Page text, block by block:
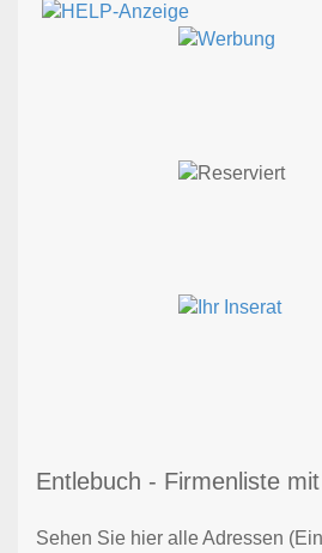
Entlebuch - Firmenliste
Sehen Sie hier alle Adressen